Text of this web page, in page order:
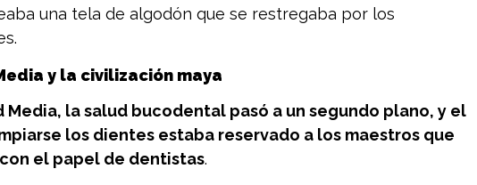
una tela de algodón que se restregaba por los
y la civilización maya
Media, la salud bucodental pasó a un segundo plano, y el
los dientes estaba reservado a los maestros que
el papel de dentistas.